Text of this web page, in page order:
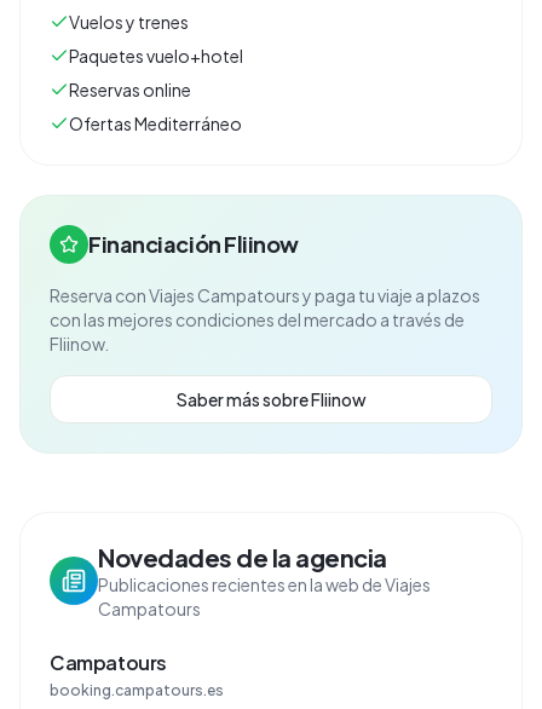
Vuelos y trenes
Paquetes vuelo+hotel
Reservas online
Ofertas Mediterráneo
Financiación Fliinow
Reserva conViajes Campatoursy paga tu viaje a plazos
con las mejores condiciones del mercado a través de
Fliinow.
Saber más sobre Fliinow
Novedades de la agencia
Publicaciones recientes en la web de Viajes
Campatours
Campatours
booking.campatours.es